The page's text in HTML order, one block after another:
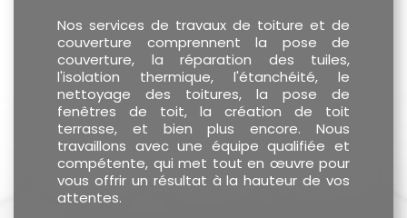
Nos services de travaux de toiture et de
couverture comprennent la pose de
couverture, la réparation des tuiles,
l'isolation thermique, l'étanchéité, le
nettoyage des toitures, la pose de
fenêtres de toit, la création de toit
terrasse, et bien plus encore. Nous
travaillons avec une équipe qualifiée et
compétente, qui met tout en œuvre pour
vous offrir un résultat à la hauteur de vos
attentes.